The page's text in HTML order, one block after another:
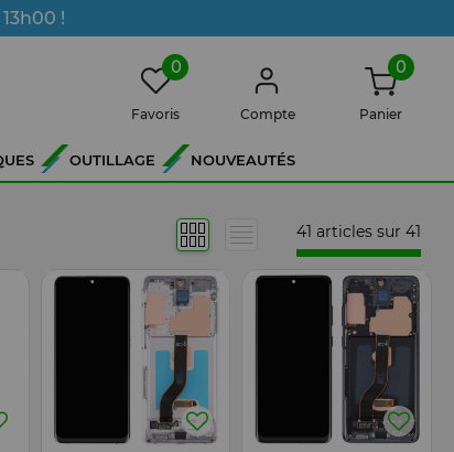
!
0
Favoris Compte
0
Panier
OUTILLAGE NOUVEAUTÉS
41 articles sur 41